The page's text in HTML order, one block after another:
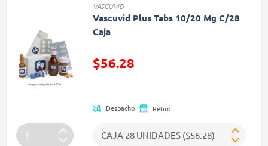
VASCUVID
Vascuvid Plus Tabs 10/20 Mg C/28
Caja
$56.28
Despacho Retiro